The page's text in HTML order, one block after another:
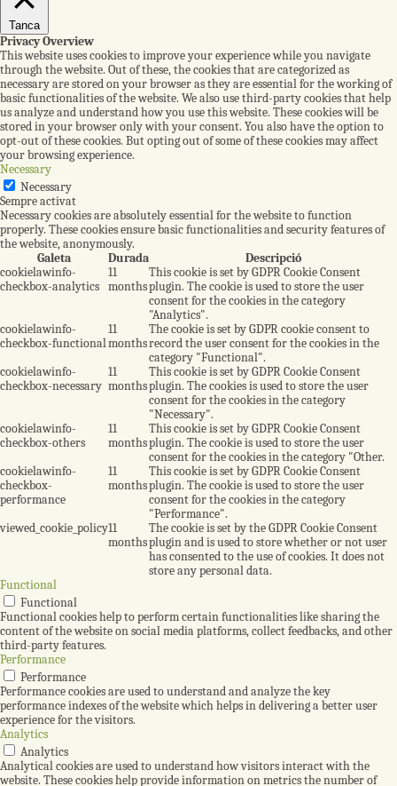
Tanca
Privacy Overview
This website uses cookies to improve your experience while you navigate
through the website. Out of these, the cookies that are categorized as
necessary are stored on your browser as they are essential for the working of
basic functionalities of the website. We also use third-party cookies that help
us analyze and understand how you use this website. These cookies will be
stored in your browser only with your consent. You also have the option to
opt-out of these cookies. But opting out of some of these cookies may affect
your browsing experience.
Necessary
Necessary
Sempre activat
Necessary cookies are absolutely essential for the website to function
properly. These cookies ensure basic functionalities and security features of
the website, anonymously.
Galeta
Durada
Descripció
cookielawinfo-
checkbox-analytics
11
months
This cookie is set by GDPR Cookie Consent
plugin. The cookie is used to store the user
consent for the cookies in the category
"Analytics".
cookielawinfo-
checkbox-functional
11
months
The cookie is set by GDPR cookie consent to
record the user consent for the cookies in the
category "Functional".
cookielawinfo-
checkbox-necessary
11
months
This cookie is set by GDPR Cookie Consent
plugin. The cookies is used to store the user
consent for the cookies in the category
"Necessary".
cookielawinfo-
checkbox-others
11
months
This cookie is set by GDPR Cookie Consent
plugin. The cookie is used to store the user
consent for the cookies in the category "Other.
cookielawinfo-
checkbox-
performance
11
months
This cookie is set by GDPR Cookie Consent
plugin. The cookie is used to store the user
consent for the cookies in the category
"Performance".
viewed_cookie_policy11
months
The cookie is set by the GDPR Cookie Consent
plugin and is used to store whether or not user
has consented to the use of cookies. It does not
store any personal data.
Functional
Functional
Functional cookies help to perform certain functionalities like sharing the
content of the website on social media platforms, collect feedbacks, and other
third-party features.
Performance
Performance
Performance cookies are used to understand and analyze the key
performance indexes of the website which helps in delivering a better user
experience for the visitors.
Analytics
Analytics
Analytical cookies are used to understand how visitors interact with the
website. These cookies help provide information on metrics the number of